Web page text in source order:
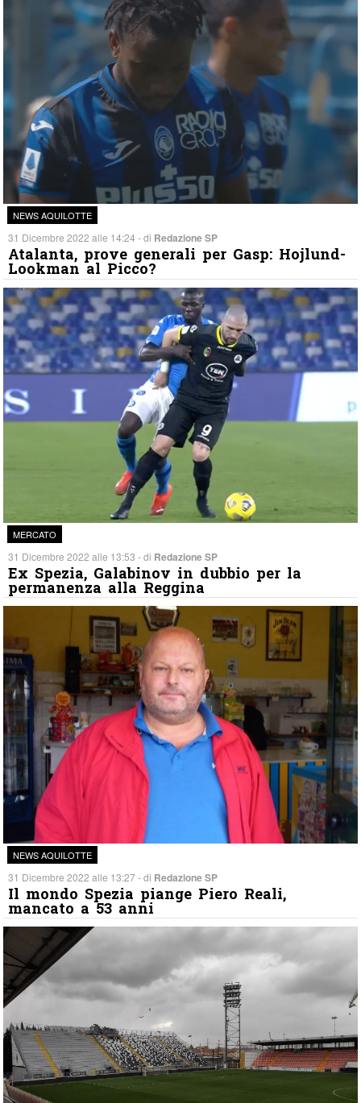
NEWS AQUILOTTE
31 Dicembre 2022 alle 14:24 - di Redazione SP
Atalanta, prove generali per Gasp: Hojlund-
Lookman al Picco?
MERCATO
31 Dicembre 2022 alle 13:53 - di Redazione SP
Ex Spezia, Galabinov in dubbio per la
permanenza alla Reggina
NEWS AQUILOTTE
31 Dicembre 2022 alle 13:27 - di Redazione SP
Il mondo Spezia piange Piero Reali,
mancato a 53 anni